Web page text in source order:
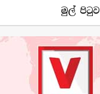
මුල් පිටුව